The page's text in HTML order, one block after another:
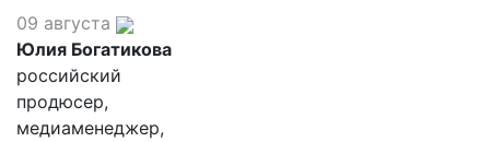
09 августа
Юлия Богатикова
российский
продюсер,
медиаменеджер,